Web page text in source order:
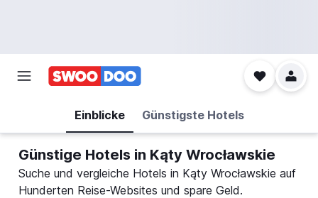
Einblicke Günstigste Hotels
Günstige Hotels in Kąty Wrocławskie
Suche und vergleiche Hotels in Kąty Wrocławskie auf
Hunderten Reise-Websites und spare Geld.